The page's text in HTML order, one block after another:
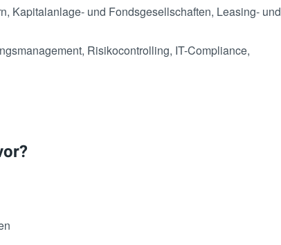
Kapitalanlage- und Fondsgesellschaften, Leasing- und
Risikocontrolling, IT-Compliance,